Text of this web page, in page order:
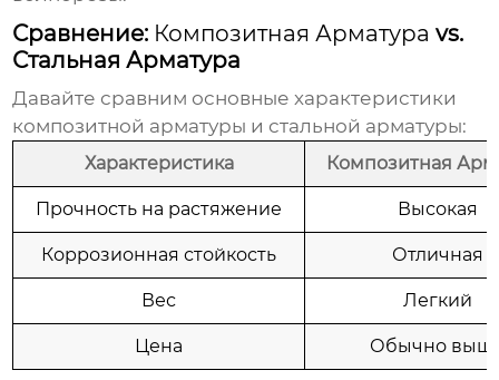
Сравнение: Композитная Арматура vs.
Стальная Арматура
Давайте сравним основные характеристики
композитной арматуры и стальной арматуры:
Характеристика Композитная
Прочность на растяжение Высокая
Коррозионная стойкость Отличная
Вес Легкий
Цена Обычно